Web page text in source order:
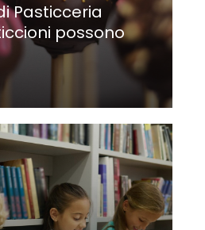
Pasticceria
possono